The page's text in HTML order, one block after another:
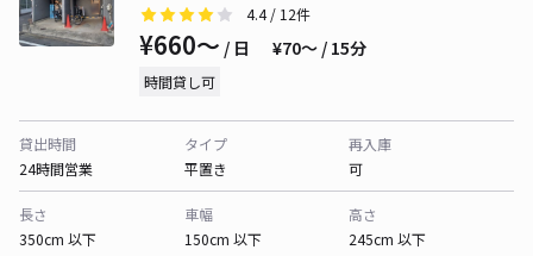
4.4/ 12件
¥660〜 / 日 ¥70〜 / 15分
時間貸し可
貸出時間
24時間営業
タイプ
平置き
再入庫
可
長さ
350cm 以下
車幅
150cm 以下
高さ
245cm 以下